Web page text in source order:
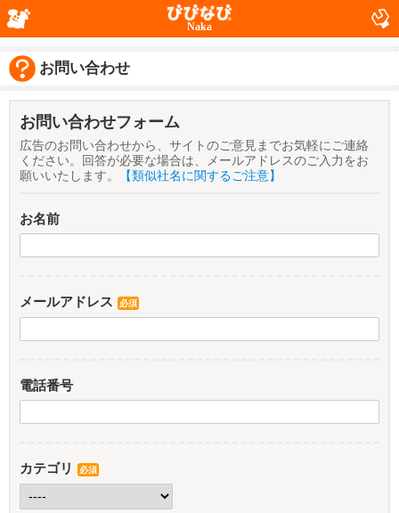
Naka
お問い合わせ
お問い合わせフォーム
広告のお問い合わせから、サイトのご意見までお気軽にご連絡
ください。回答が必要な場合は、メールアドレスのご入力をお
願いいたします。
【類似社名に関するご注意】
お名前
メールアドレス 必須
電話番号
カテゴリ 必須